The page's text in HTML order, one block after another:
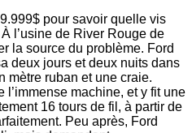
pour savoir quelle vis
l’usine de River Rouge de
la source du problème. Ford
deux jours et deux nuits dans
mètre ruban et une craie.
l’immense machine, et y fit une
16 tours de fil, à partir de
Peu après, Ford